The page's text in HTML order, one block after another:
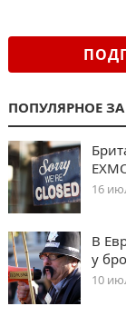
ПОПУЛЯРНОЕ
16
В
у
10